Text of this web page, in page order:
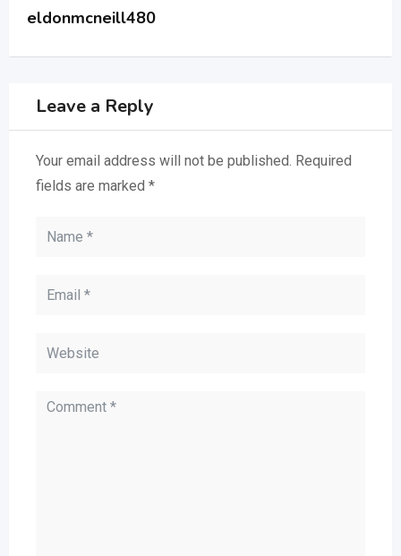
eldonmcneill480
Leave a Reply
Your email address will not be published. Required
fields are marked *